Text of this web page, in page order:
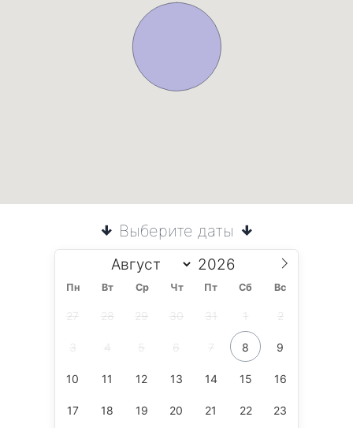
Выберите даты
Пн Вт Ср Чт Пт Сб Вс
27 28 29 30 31 1 2
3 4 5 6 7 8 9
10 11 12 13 14 15 16
17 18 19 20 21 22 23